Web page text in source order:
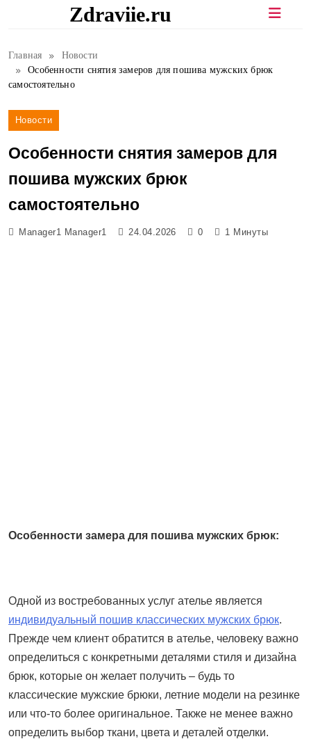
Zdraviie.ru
Главная
Новости
Особенности снятия замеров для пошива мужских брюк
самостоятельно
Новости
Особенности снятия замеров для
пошива мужских брюк
самостоятельно
Manager1 Manager1 24.04.2026 0 1 Минуты
Особенности замера для пошива мужских брюк:
Одной из востребованных услуг ателье является
индивидуальный пошив классических мужских брюк.
Прежде чем клиент обратится в ателье, человеку важно
определиться с конкретными деталями стиля и дизайна
брюк, которые он желает получить – будь то
классические мужские брюки, летние модели на резинке
или что-то более оригинальное. Также не менее важно
определить выбор ткани, цвета и деталей отделки.